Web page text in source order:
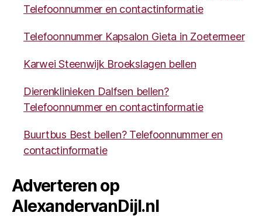
Telefoonnummer en contactinformatie
Telefoonnummer Kapsalon Gieta in Zoetermeer
Karwei Steenwijk Broekslagen bellen
Dierenklinieken Dalfsen bellen?
Telefoonnummer en contactinformatie
Buurtbus Best bellen? Telefoonnummer en
contactinformatie
Adverteren op
AlexandervanDijl.nl